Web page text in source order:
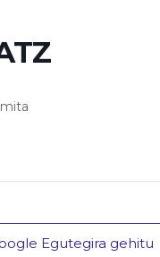
Egutegira gehitu